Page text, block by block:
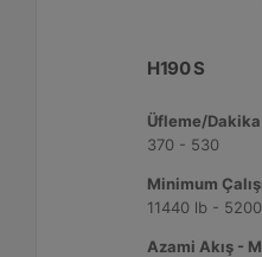
H190 S
Üfleme/Dakika
370 - 530
Minimum
11440 lb -
Azami Akış -